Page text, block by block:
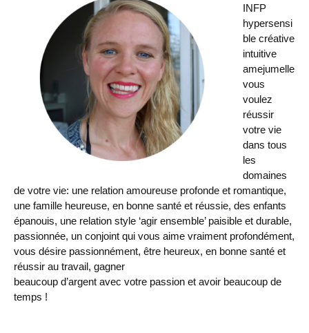
INFP
hypersensi
ble créative
intuitive
amejumelle
vous
voulez
réussir
votre vie
dans tous
les
domaines
de votre vie: une relation amoureuse profonde et romantique,
une famille heureuse, en bonne santé et réussie, des enfants
épanouis, une relation style ‘agir ensemble’ paisible et durable,
passionnée, un conjoint qui vous aime vraiment profondément,
vous désire passionnément, être heureux, en bonne santé et
réussir au travail, gagner
beaucoup d’argent avec votre passion et avoir beaucoup de
temps !